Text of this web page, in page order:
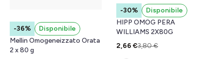
-36%
Disponibile
Mellin Omogeneizzato Orata
2 x 80 g
-30%
Disponibile
HIPP OMOG PERA
WILLIAMS 2X80G
2,66 €3,80 €